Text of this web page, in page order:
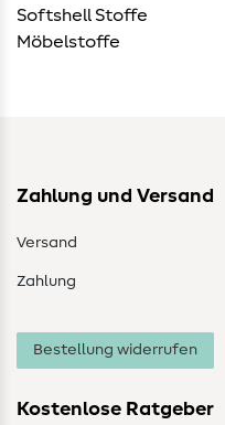
Softshell Stoffe
Möbelstoffe
Zahlung und Versand
Versand
Zahlung
Bestellung widerrufen
Kostenlose Ratgeber